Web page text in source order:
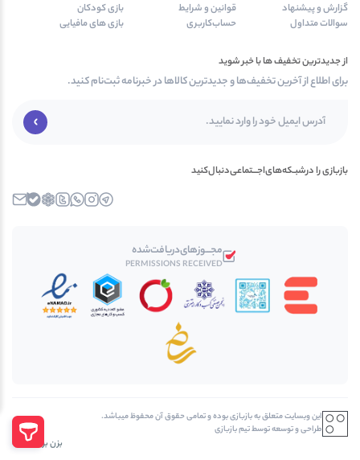
گزارش و پیشنهاد
سوالات متداول
قوانین و شرایط
حساب‌کاربری
بازی کودکان
بازی های مافیایی
از جدیدترین تخفیف ها با خبر شوید
برای اطلاع از آخرین تخفیف‌ها و جدیدترین کالاها در خبرنامه ثبت‌نام کنید.
بازبازی را در‌‌شبـکه‌های‌اجـــتماعی‌دنبال‌کنید
اینستاگرامواتساپتوییتــرروبیکا بلهایمیل
مجـــوز‌های‌دریافت‌شده
PERMISSIONS RECEIVED
اين وبسايت متعلق به بازبازی بوده و تمامی حقوق آن محفوظ ميباشد.
طراحی و توسعه توسط تیم بازبازی
بزن بریم بالا